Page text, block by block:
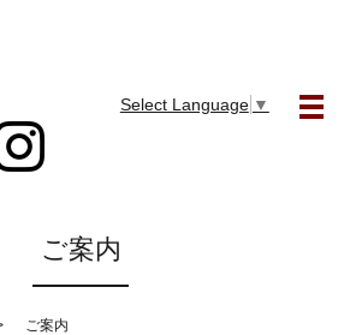
Select Language ▼
メ
ご案内
ご案内